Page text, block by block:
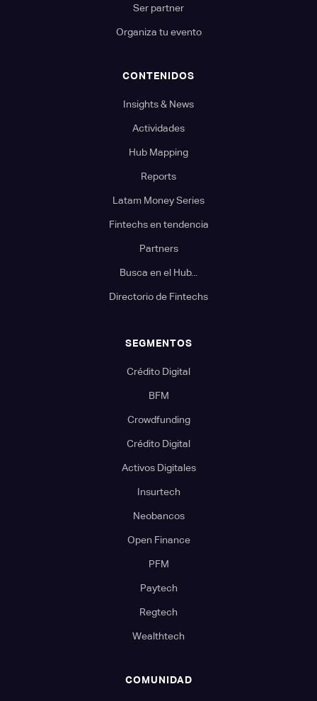
Ser partner
Organiza tu evento
CONTENIDOS
Insights & News
Actividades
Hub Mapping
Reports
Latam Money Series
Fintechs en tendencia
Partners
Busca en el Hub...
Directorio de Fintechs
SEGMENTOS
Crédito Digital
BFM
Crowdfunding
Crédito Digital
Activos Digitales
Insurtech
Neobancos
Open Finance
PFM
Paytech
Regtech
Wealthtech
COMUNIDAD